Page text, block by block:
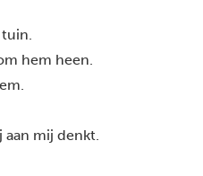
hem heen.
aan mij denkt.